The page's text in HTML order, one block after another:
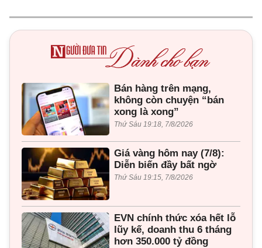
Bán hàng trên mạng,
không còn chuyện “bán
xong là xong”
Thứ Sáu 19:18, 7/8/2026
Giá vàng hôm nay (7/8):
Diễn biến đầy bất ngờ
Thứ Sáu 19:15, 7/8/2026
EVN chính thức xóa hết lỗ
lũy kế, doanh thu 6 tháng
hơn 350.000 tỷ đồng